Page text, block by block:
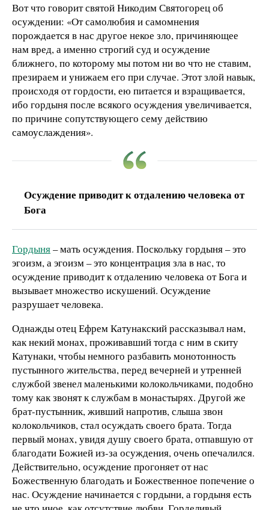
Вот что говорит святой Никодим Святогорец об
осуждении: «От самолюбия и самомнения
порождается в нас другое некое зло, причиняющее
нам вред, а именно строгий суд и осуждение
ближнего, по которому мы потом ни во что не ставим,
презираем и унижаем его при случае. Этот злой навык,
происходя от гордости, ею питается и взращивается,
ибо гордыня после всякого осуждения увеличивается,
по причине сопутствующего сему действию
самоуслаждения».
Осуждение приводит к отдалению человека от
Бога
Гордыня– мать осуждения. Поскольку гордыня – это
эгоизм, а эгоизм – это концентрация зла в нас, то
осуждение приводит к отдалению человека от Бога и
вызывает множество искушений. Осуждение
разрушает человека.
Однажды отец Ефрем Катунакский рассказывал нам,
как некий монах, проживавший тогда с ним в скиту
Катунаки, чтобы немного разбавить монотонность
пустынного жительства, перед вечерней и утренней
службой звенел маленькими колокольчиками, подобно
тому как звонят к службам в монастырях. Другой же
брат-пустынник, живший напротив, слыша звон
колокольчиков, стал осуждать своего брата. Тогда
первый монах, увидя душу своего брата, отпавшую от
благодати Божией из-за осуждения, очень опечалился.
Действительно, осуждение прогоняет от нас
Божественную благодать и Божественное попечение о
нас. Осуждение начинается с гордыни, а гордыня есть